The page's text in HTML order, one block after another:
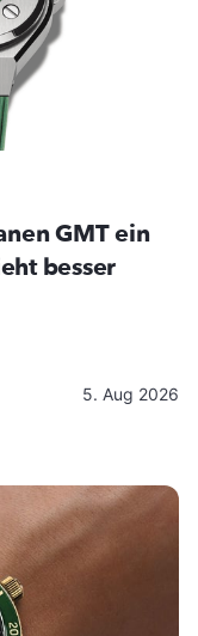
GMT ein
besser
5. Aug 2026